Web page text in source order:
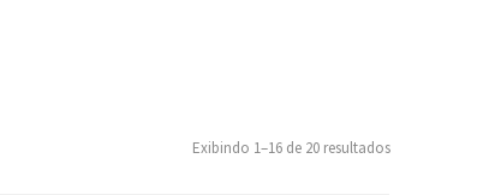
Exibindo 1–16 de 20 resultados